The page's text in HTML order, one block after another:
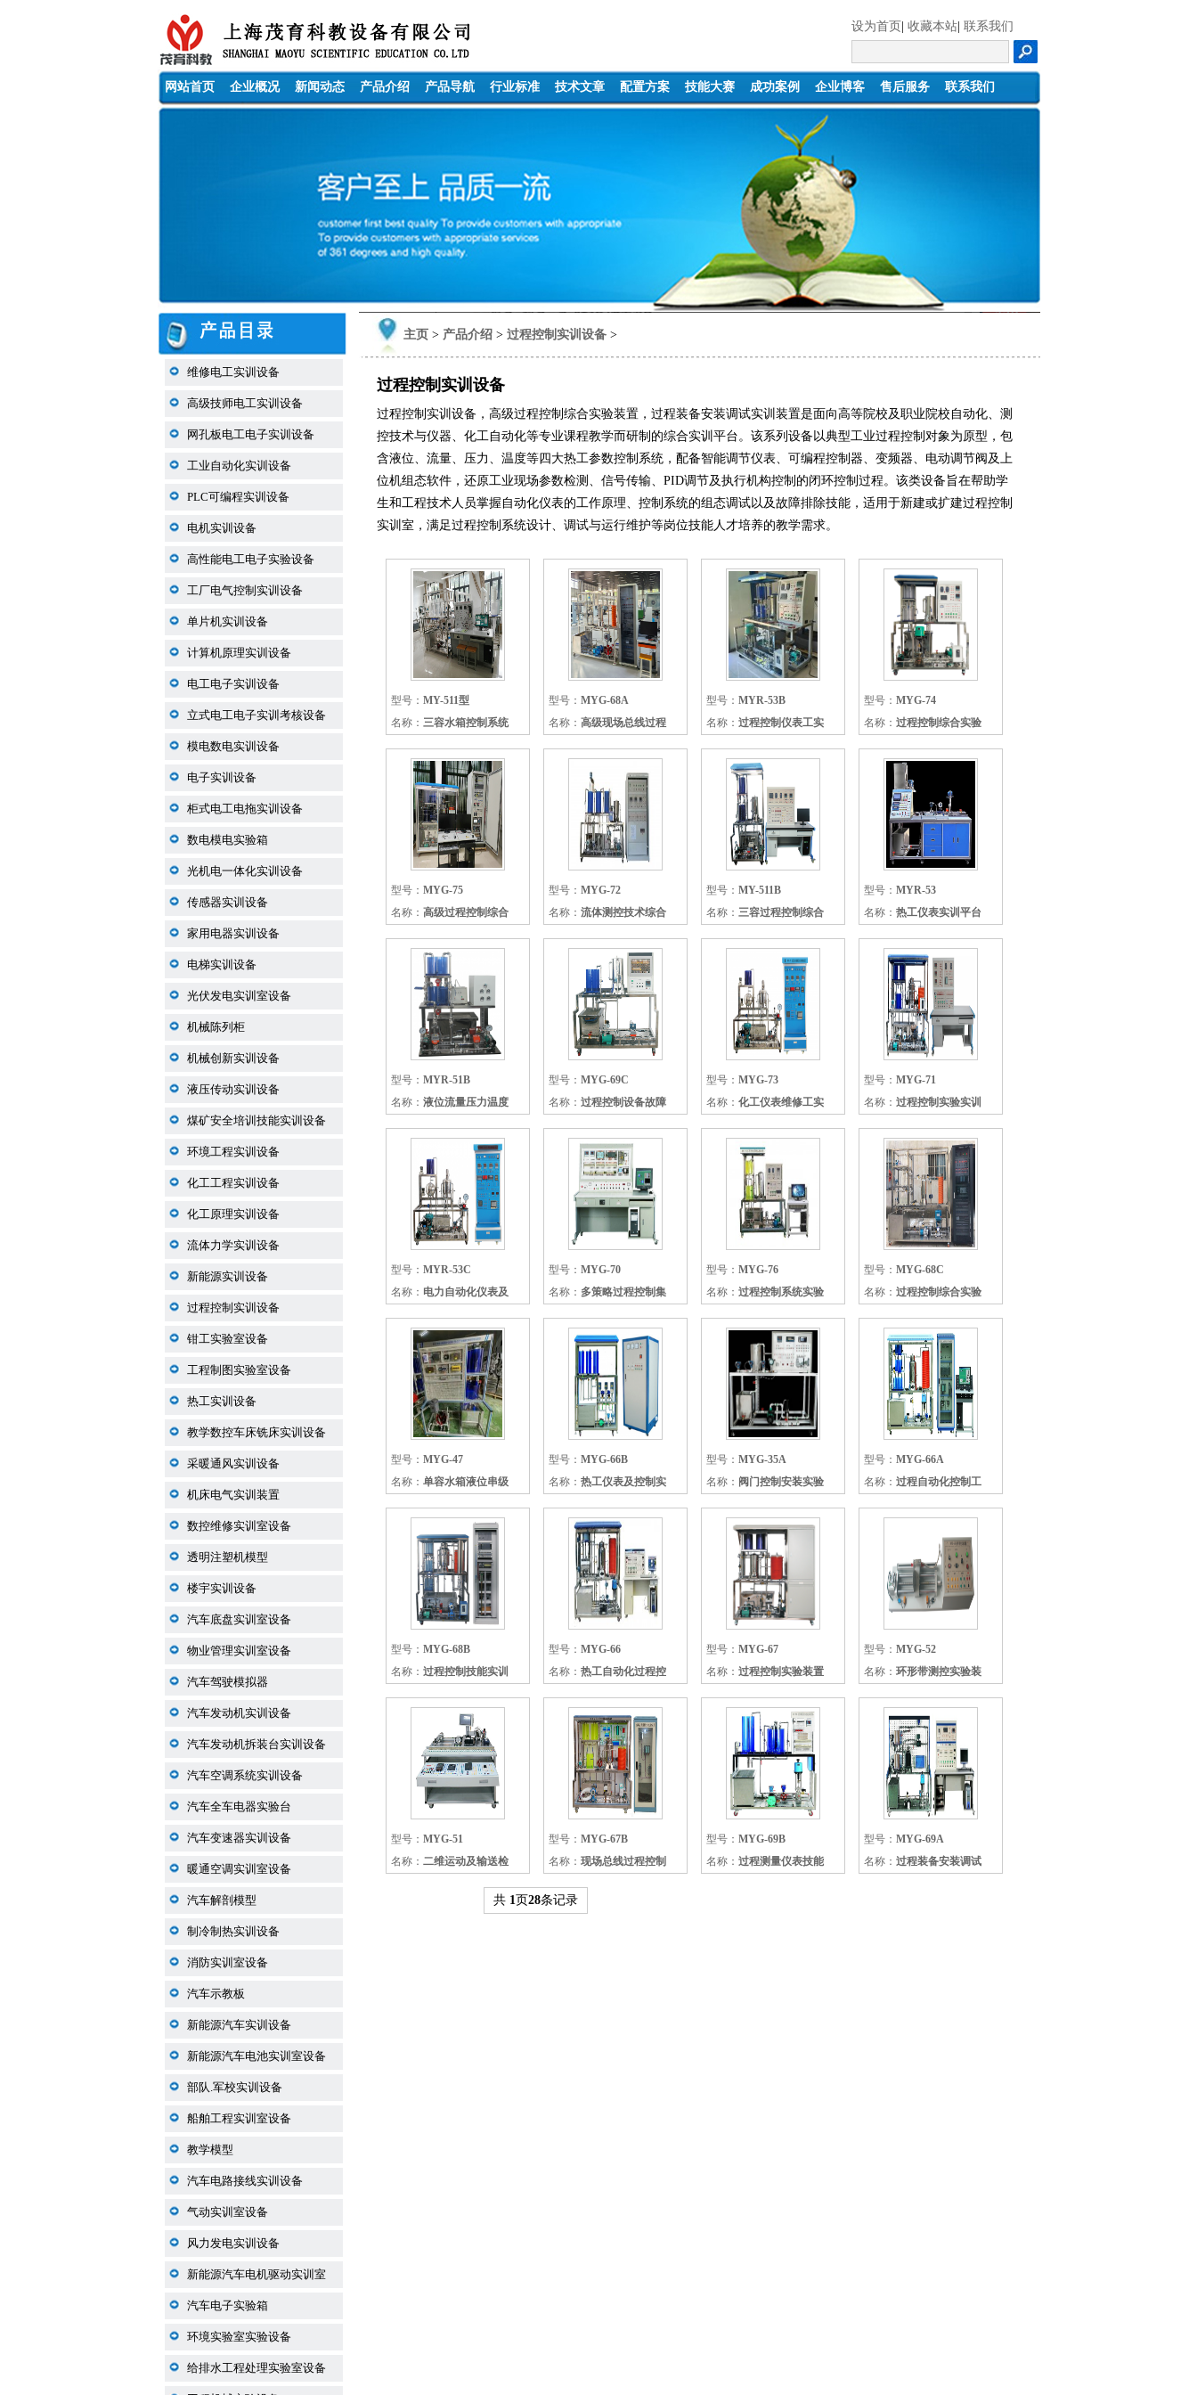
设为首页 收藏本站| 联系我们
网站首页 企业概况 新闻动态 产品介绍 产品导航 行业标准 技术文章 配置方案 技能大赛 成功案例 企业博客 售后服务 联系我们
维修电工实训设备
高级技师电工实训设备
网孔板电工电子实训设备
工业自动化实训设备
PLC可编程实训设备
电机实训设备
高性能电工电子实验设备
工厂电气控制实训设备
单片机实训设备
计算机原理实训设备
电工电子实训设备
立式电工电子实训考核设备
模电数电实训设备
电子实训设备
柜式电工电拖实训设备
数电模电实验箱
光机电一体化实训设备
传感器实训设备
家用电器实训设备
电梯实训设备
光伏发电实训室设备
机械陈列柜
机械创新实训设备
液压传动实训设备
煤矿安全培训技能实训设备
环境工程实训设备
化工工程实训设备
化工原理实训设备
流体力学实训设备
新能源实训设备
过程控制实训设备
钳工实验室设备
工程制图实验室设备
热工实训设备
教学数控车床铣床实训设备
采暖通风实训设备
机床电气实训装置
数控维修实训室设备
透明注塑机模型
楼宇实训设备
汽车底盘实训室设备
物业管理实训室设备
汽车驾驶模拟器
汽车发动机实训设备
汽车发动机拆装台实训设备
汽车空调系统实训设备
汽车全车电器实验台
汽车变速器实训设备
暖通空调实训室设备
汽车解剖模型
制冷制热实训设备
消防实训室设备
汽车示教板
新能源汽车实训设备
新能源汽车电池实训室设备
部队.军校实训设备
船舶工程实训室设备
教学模型
汽车电路接线实训设备
气动实训室设备
风力发电实训设备
新能源汽车电机驱动实训室
汽车电子实验箱
环境实验室实验设备
给排水工程处理实验室设备
主页> 产品介绍> 过程控制实训设备>
过程控制实训设备
过程控制实训设备，高级过程控制综合实验装置，过程装备安装调试实训装置是面向高等院校及职业院校自动化、测
控技术与仪器、化工自动化等专业课程教学而研制的综合实训平台。该系列设备以典型工业过程控制对象为原型，包
含液位、流量、压力、温度等四大热工参数控制系统，配备智能调节仪表、可编程控制器、变频器、电动调节阀及上
位机组态软件，还原工业现场参数检测、信号传输、PID调节及执行机构控制的闭环控制过程。 该类设备旨在帮助学
生和工程技术人员掌握自动化仪表的工作原理、控制系统的组态调试以及故障排除技能， 适用于新建或扩建过程控制
实训室，满足过程控制系统设计、调试与运行维护等岗位技能人才培养的教学需求。
型号： MY-511型
名称： 三容水箱控制系统
型号： MYG-68A
名称： 高级现场总线过程
型号： MYR-53B
名称： 过程控制仪表工实
型号： MYG-74
名称： 过程控制综合实验
型号： MYG-75
名称： 高级过程控制综合
型号： MYG-72
名称： 流体测控技术综合
型号： MY-511B
名称： 三容过程控制综合
型号： MYR-53
名称： 热工仪表实训平台
型号： MYR-51B
名称： 液位流量压力温度
型号： MYG-69C
名称： 过程控制设备故障
型号： MYG-73
名称： 化工仪表维修工实
型号： MYG-71
名称： 过程控制实验实训
型号： MYR-53C
名称： 电力自动化仪表及
型号： MYG-70
名称： 多策略过程控制集
型号： MYG-76
名称： 过程控制系统实验
型号： MYG-68C
名称： 过程控制综合实验
型号： MYG-47
名称： 单容水箱液位串级
型号： MYG-66B
名称： 热工仪表及控制实
型号： MYG-35A
名称： 阀门控制安装实验
型号： MYG-66A
名称： 过程自动化控制工
型号： MYG-68B
名称： 过程控制技能实训
型号： MYG-66
名称： 热工自动化过程控
型号： MYG-67
名称： 过程控制实验装置
型号： MYG-52
名称： 环形带测控实验装
型号： MYG-51
名称： 二维运动及输送检
型号： MYG-67B
名称： 现场总线过程控制
型号： MYG-69B
名称： 过程测量仪表技能
型号： MYG-69A
名称： 过程装备安装调试
共 1页28条记录